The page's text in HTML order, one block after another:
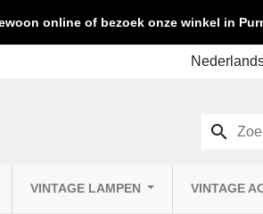
online of bezoek onze winkel in
VINTAGE LAMPEN VINTAGE
search